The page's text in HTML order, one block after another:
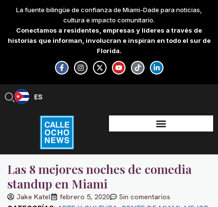
content
La fuente bilingüe de confianza de Miami-Dade para noticias,
cultura e impacto comunitario.
Conectamos a residentes, empresas y líderes a través de
historias que informan, involucran e inspiran en todo el sur de
Florida.
F
a
c
e
-
f
I
n
s
t
X
-
t
w
Y
o
u
t
T
i
k
t
L
i
n
k
-
i
n
ES
EN
Las 8 mejores noches de comedia
standup en Miami
Jake Katel febrero 5, 2020 Sin comentarios